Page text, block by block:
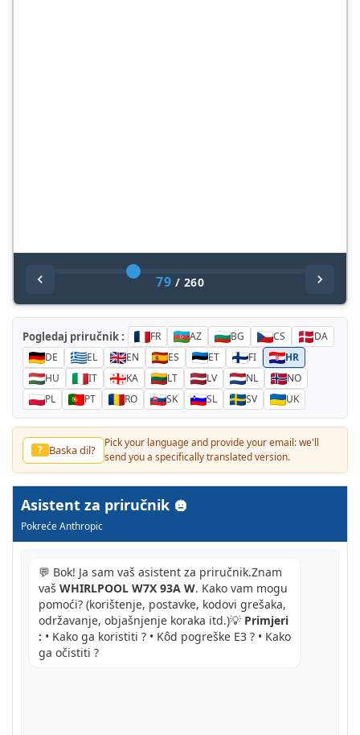
79 / 260
Pogledaj priručnik : FR AZ BG CS
DA
DE
EL EN ES ET FI
HR
HU
IT KA LT LV NL
NO
PL
PT RO SK SL SV UK
? Baska dil?
Pick your language and provide your email: we'll
send you a specifically translated version.
Asistent za priručnik
Pokreće Anthropic
💬 Bok! Ja sam vaš asistent za priručnik.Znam
vaš WHIRLPOOL W7X 93A W. Kako vam mogu
pomoći? (korištenje, postavke, kodovi grešaka,
održavanje, objašnjenje koraka itd.)💡 Primjeri
: • Kako ga koristiti ? • Kôd pogreške E3 ? • Kako
ga očistiti ?